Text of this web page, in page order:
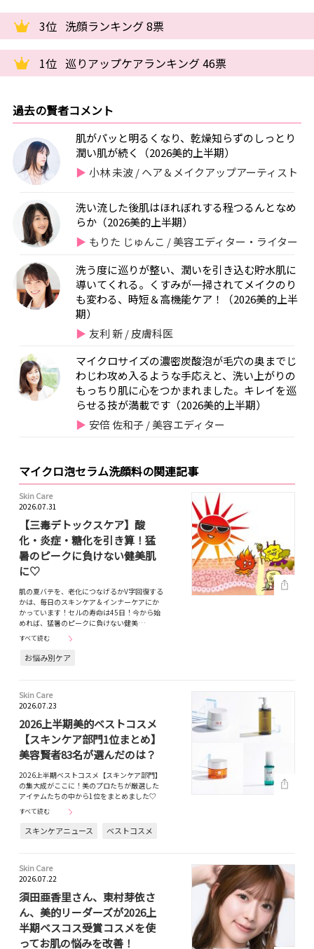
3位 洗顔ランキング 8票
1位 巡りアップケアランキング 46票
過去の賢者コメント
肌がパッと明るくなり、乾燥知らずのしっとり
潤い肌が続く（2026美的上半期）
小林 未波 / ヘア＆メイクアップアーティスト
洗い流した後肌はほれぼれする程つるんとなめ
らか（2026美的上半期）
もりた じゅんこ / 美容エディター・ライター
洗う度に巡りが整い、潤いを引き込む貯水肌に
導いてくれる。くすみが一掃されてメイクのり
も変わる、時短＆高機能ケア！（2026美的上半
期）
友利 新 / 皮膚科医
マイクロサイズの濃密炭酸泡が毛穴の奥までじ
わじわ攻め入るような手応えと、洗い上がりの
もっちり肌に心をつかまれました。キレイを巡
らせる技が満載です（2026美的上半期）
安倍 佐和子 / 美容エディター
マイクロ泡セラム洗顔料の関連記事
Skin Care
2026.07.31
【三毒デトックスケア】酸
化・炎症・糖化を引き算！猛
暑のピークに負けない健美肌
に♡
肌の夏バテを、老化につなげるかV字回復する
かは、毎日のスキンケア＆インナーケアにか
かっています！セルの寿命は45日！今から始
めれば、猛暑のピークに負けない健美…
すべて読む
お悩み別ケア
Skin Care
2026.07.23
2026上半期美的ベストコスメ
【スキンケア部門1位まとめ】
美容賢者83名が選んだのは？
2026上半期ベストコスメ【スキンケア部門】
の集大成がここに！美のプロたちが厳選した
アイテムたちの中から1位をまとめました♡
すべて読む
スキンケアニュース ベストコスメ
Skin Care
2026.07.22
須田亜香里さん、東村芽依さ
ん、美的リーダーズが2026上
半期ベスコス受賞コスメを使
ってお肌の悩みを改善！